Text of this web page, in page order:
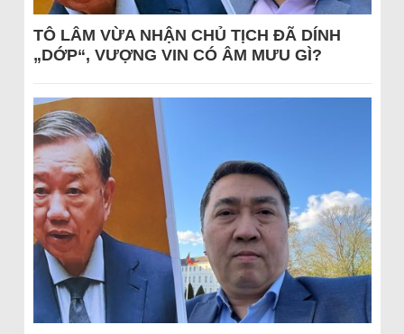
TÔ LÂM VỪA NHẬN CHỦ TỊCH ĐÃ DÍNH
„DỚP“, VƯỢNG VIN CÓ ÂM MƯU GÌ?